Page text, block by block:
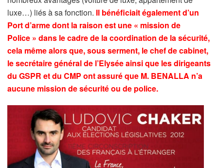
luxe…) liés à sa fonction. Il bénéficiait également d’un
Port d’arme dont la raison est une « mission de
Police » dans le cadre de la coordination de la sécurité,
cela même alors que, sous serment, le chef de cabinet,
le secrétaire général de l’Elysée ainsi que les dirigeants
du GSPR et du CMP ont assuré que M. BENALLA n’a
aucune mission de sécurité ou de police.